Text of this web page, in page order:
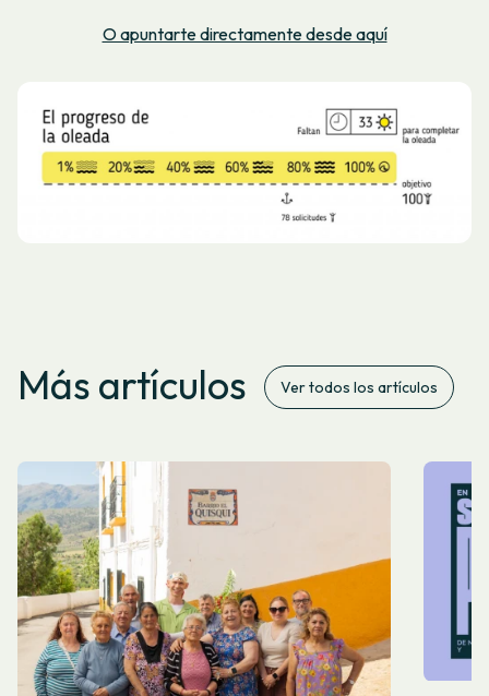
O apuntarte directamente desde aquí
Más artículos Ver todos los artículos